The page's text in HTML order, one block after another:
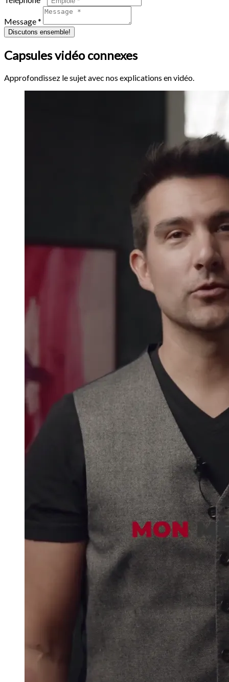
Message *
Discutons ensemble!
Capsules vidéo connexes
Approfondissez le sujet avec nos explications en vidéo.